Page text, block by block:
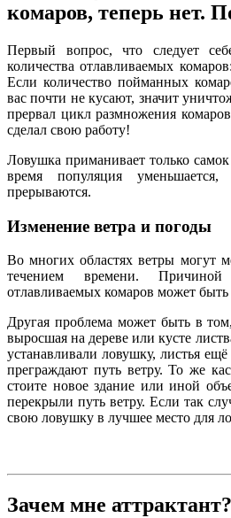
комаров, теперь нет.
Первый вопрос, что следует
количества отлавливаемых
Если количество пойманных
вас почти не кусают, значит
прервал цикл размножения
сделал свою работу!
Ловушка приманивает только
время популяция
прерываются.
Изменение ветра и погоды
Во многих областях ветры могут
течением времени. Причиной
отлавливаемых комаров может быть
Другая проблема может быть в
выросшая на дереве или кусте
устанавливали ловушку, листья
преграждают путь ветру. То же
стоите новое здание или иной
перекрыли путь ветру. Если так
свою ловушку в лучшее место для
Зачем мне аттрактант?